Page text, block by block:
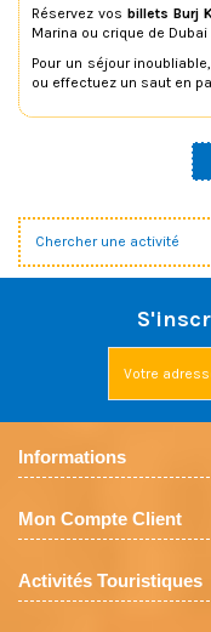
Réservez vosbillets Burj
Marina ou crique de Dubai
Pour un séjour
ou effectuez un saut en
Informations
Mon Compte Client
Activités Touristiques